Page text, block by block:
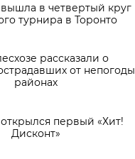
в четвертый круг
турнира в Торонто
рассказали о
от непогоды
районах
первый «Хит!
Дисконт»